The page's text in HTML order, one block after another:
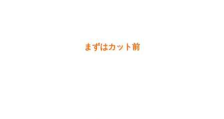
まずはカット前